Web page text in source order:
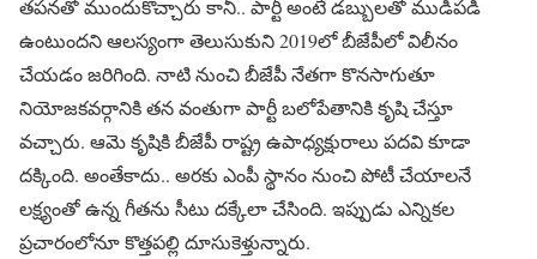
తపనతో ముందుకొచ్చారు కానీ.. పార్టీ అంటే డబ్బులతో ముడిపడి
ఉంటుందని ఆలస్యంగా తెలుసుకుని 2019లో బీజేపీలో విలీనం
చేయడం జరిగింది. నాటి నుంచి బీజేపీ నేతగా కొనసాగుతూ
నియోజకవర్గానికి తన వంతుగా పార్టీ బలోపేతానికి కృషి చేస్తూ
వచ్చారు. ఆమె కృషికి బీజేపీ రాష్ట్ర ఉపాధ్యక్షురాలు పదవి కూడా
దక్కింది. అంతేకాదు.. అరకు ఎంపీ స్థానం నుంచి పోటీ చేయాలనే
లక్ష్యంతో ఉన్న గీతను సీటు దక్కేలా చేసింది. ఇప్పుడు ఎన్నికల
ప్రచారంలోనూ కొత్తపల్లి దూసుకెళ్తున్నారు.